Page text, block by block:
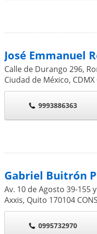
José Emmanuel
Calle de Durango 296,
Ciudad de México, CDMX
9993886363
Gabriel Buitrón
Av. 10 de Agosto 39-155
Axxis, Quito 170104
0995732970